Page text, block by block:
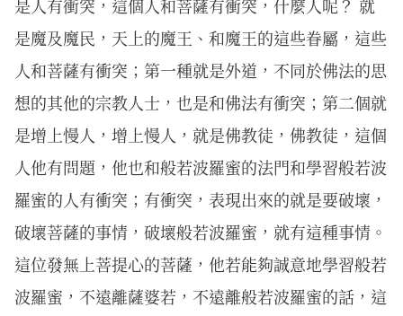
是人有衝突，這個人和菩薩有衝突，什麼人呢？ 就
是魔及魔民，天上的魔王、和魔王的這些眷屬，這些
人和菩薩有衝突；第一種就是外道，不同於佛法的思
想的其他的宗教人士，也是和佛法有衝突；第二個就
是增上慢人，增上慢人，就是佛教徒，佛教徒，這個
人他有問題，他也和般若波羅蜜的法門和學習般若波
羅蜜的人有衝突；有衝突，表現出來的就是要破壞，
破壞菩薩的事情，破壞般若波羅蜜，就有這種事情。
這位發無上菩提心的菩薩，他若能夠誠意地學習般若
波羅蜜，不遠離薩婆若，不遠離般若波羅蜜的話，這